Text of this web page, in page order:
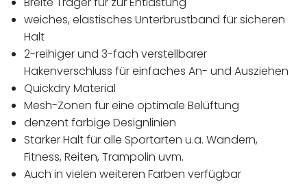
weiches, elastisches Unterbrustband für sicheren
Halt
2-reihiger und 3-fach verstellbarer
Hakenverschluss für einfaches An- und Ausziehen
Quickdry Material
Mesh-Zonen für eine optimale Belüftung
denzent farbige Designlinien
Starker Halt für alle Sportarten u.a. Wandern,
Fitness, Reiten, Trampolin uvm.
Auch in vielen weiteren Farben verfügbar